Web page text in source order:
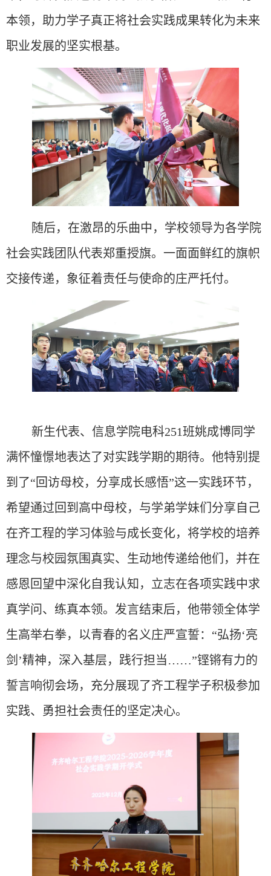
本领，助力学子真正将社会实践成果转化为未来
职业发展的坚实根基。
随后，在激昂的乐曲中， 学校领导为各学院
社会实践团队代表郑重授旗。一面面鲜红的旗帜
交接传递，象征着责任与使命的庄严托付。
新生代表、信息学院电科251班姚成博同学
满怀憧憬地表达了对实践学期的期待。他特别提
到了“回访母校，分享成长感悟”这一实践环节，
希望通过回到高中母校，与学弟学妹们分享自己
在齐工程的学习体验与成长变化，将学校的培养
理念与校园氛围真实、生动地传递给他们， 并在
感恩回望中深化自我认知，立志在各项实践中求
真学问、练真本领。 发言结束后，他带领全体学
生高举右拳，以青春的名义庄严宣誓： “弘扬‘亮
剑’精神，深入基层，践行担当……”铿锵有力的
誓言响彻会场，充分展现了齐工程学子积极参加
实践、勇担社会责任的坚定决心。